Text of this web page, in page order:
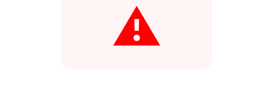
⚠️